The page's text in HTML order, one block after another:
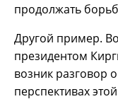
продолжать
Другой пример.
президентом
возник разговор
перспективах